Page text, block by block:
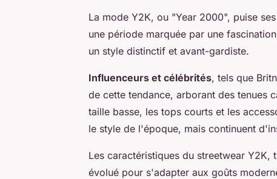
La mode Y2K, ou "Year 2000", puise
une période marquée par une
un style distinctif et avant-gardiste.
Influenceurs et célébrités, tels que
de cette tendance, arborant des tenues
taille basse, les tops courts et les
le style de l'époque, mais continuent
Les caractéristiques du streetwear
évolué pour s'adapter aux goûts